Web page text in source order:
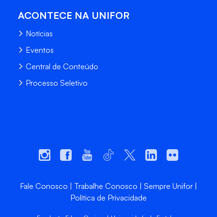
ACONTECE NA UNIFOR
Notícias
Eventos
Central de Conteúdo
Processo Seletivo
Fale Conosco Trabalhe Conosco
Sempre Unifor
Política de Privacidade